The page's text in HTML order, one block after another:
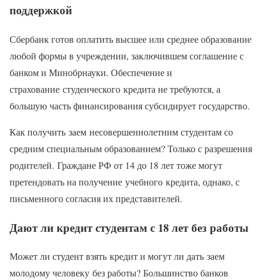
поддержкой
Сбербанк готов оплатить высшее или среднее образование
любой формы в учреждении, заключившем соглашение с
банком и Минобрнауки. Обеспечение и
страхование студенческого кредита не требуются, а
большую часть финансирования субсидирует государство.
Как получить заем несовершеннолетним студентам со
средним специальным образованием? Только с разрешения
родителей. Граждане РФ от 14 до 18 лет тоже могут
претендовать на получение учебного кредита, однако, с
письменного согласия их представителей.
Дают ли кредит студентам с 18 лет без работы
Может ли студент взять кредит и могут ли дать заем
молодому человеку без работы? Большинство банков